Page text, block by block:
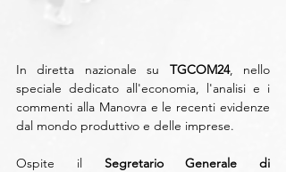
In diretta nazionale su TGCOM24, nello
speciale dedicato all'economia, l'analisi e i
commenti alla Manovra e le recenti evidenze
dal mondo produttivo e delle imprese.
Ospite il Segretario Generale di